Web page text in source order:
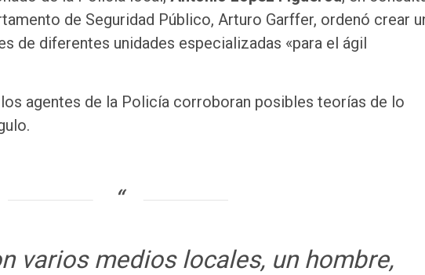
de Seguridad Público, Arturo Garffer, ordenó crear
de diferentes unidades especializadas «para el ágil
agentes de la Policía corroboran posibles teorías de lo
varios medios locales, un hombre,